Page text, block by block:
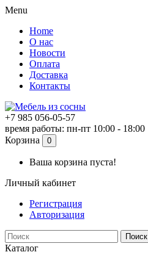
Menu
Home
О нас
Новости
Оплата
Доставка
Контакты
+7 985 056-05-57
время работы: пн-пт 10:00 - 18:00
Корзина
0
Ваша корзина пуста!
Личный кабинет
Регистрация
Авторизация
Поиск
Каталог